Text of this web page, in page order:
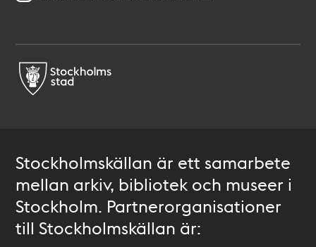
Stockholmskällan är ett samarbete
mellan arkiv, bibliotek och museer i
Stockholm. Partnerorganisationer
till Stockholmskällan är: